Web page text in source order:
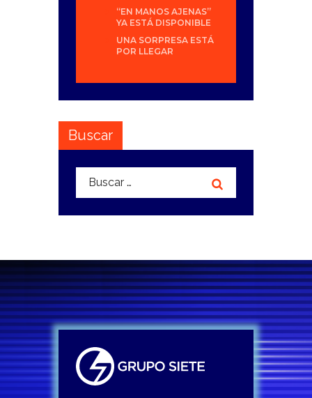
“EN MANOS AJENAS”
YA ESTÁ DISPONIBLE
UNA SORPRESA ESTÁ
POR LLEGAR
Buscar
Buscar: